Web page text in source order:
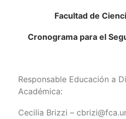
RECAUDACIONES
Facultad de
Cronograma para el
Responsable Educación a
Académica:
Cecilia Brizzi –